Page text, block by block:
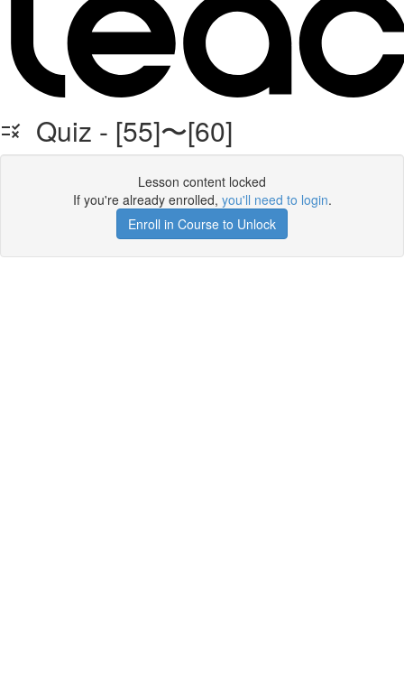
Quiz - [55]〜[60]
Lesson content locked
If you're already enrolled, you'll need to login.
Enroll in Course to Unlock